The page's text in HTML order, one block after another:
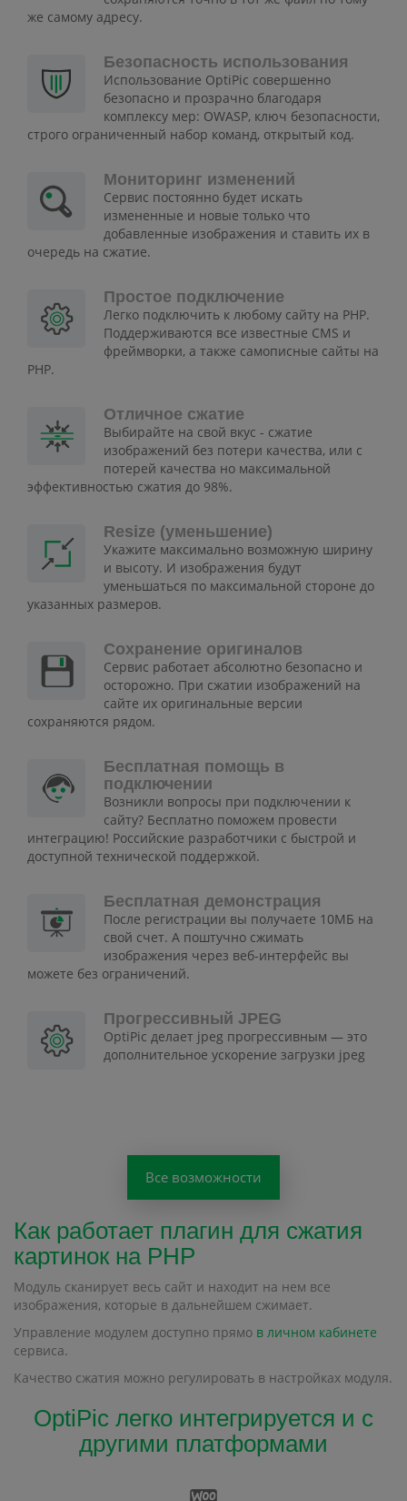
же самому адресу.
Безопасность использования
Использование OptiPic совершенно
безопасно и прозрачно благодаря
комплексу мер: OWASP, ключ безопасности,
строго ограниченный набор команд, открытый код.
Мониторинг изменений
Сервис постоянно будет искать
измененные и новые только что
добавленные изображения и ставить их в
очередь на сжатие.
Простое подключение
Легко подключить к любому сайту на PHP.
Поддерживаются все известные CMS и
фреймворки, а также самописные сайты на
PHP.
Отличное сжатие
Выбирайте на свой вкус - сжатие
изображений без потери качества, или с
потерей качества но максимальной
эффективностью сжатия до 98%.
Resize (уменьшение)
Укажите максимально возможную ширину
и высоту. И изображения будут
уменьшаться по максимальной стороне до
указанных размеров.
Сохранение оригиналов
Сервис работает абсолютно безопасно и
осторожно. При сжатии изображений на
сайте их оригинальные версии
сохраняются рядом.
Бесплатная помощь в
подключении
Возникли вопросы при подключении к
сайту? Бесплатно поможем провести
интеграцию! Российские разработчики с быстрой и
доступной технической поддержкой.
Бесплатная демонстрация
После регистрации вы получаете 10МБ на
свой счет. А поштучно сжимать
изображения через веб-интерфейс вы
можете без ограничений.
Прогрессивный JPEG
OptiPic делает jpeg прогрессивным — это
дополнительное ускорение загрузки jpeg
Все возможности
Как работает плагин для сжатия
картинок на PHP
Модуль сканирует весь сайт и находит на нем все
изображения, которые в дальнейшем сжимает.
Управление модулем доступно прямо в личном кабинете
сервиса.
Качество сжатия можно регулировать в настройках модуля.
OptiPic легко интегрируется и с
другими платформами